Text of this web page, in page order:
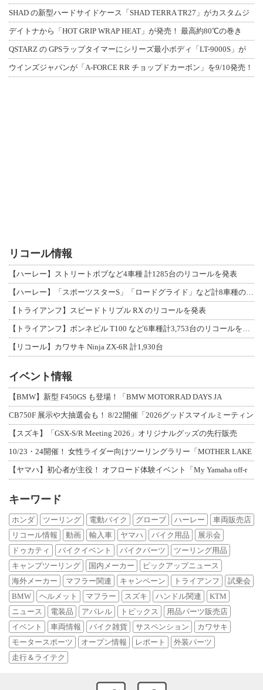
SHAD の新型ハードサイドケース「SHAD TERRA TR27」がカスタムジ
デイトナから「HOT GRIP WRAP HEAT」が発売！ 最高約80℃の巻き
QSTARZ の GPSラップタイマーにシリーズ最小ボディ「LT-9000S」が
ウインズジャパンが「A-FORCE RR チョップドカーボン」を9/10発売！
リコール情報
【ハーレー】ストリートボブなど4車種 計1285台のリコールを発表
【トライアンフ】スピードトリプル RX のリコールを発表
【リコール】カワサキ Ninja ZX-6R 計1,930台
イベント情報
【BMW】新型 F450GS も登場！「BMW MOTORRAD DAYS JA
CB750F 展示や大抽選会も！ 8/22開催「2026グッドスマイルミーティン
【スズキ】「GSX-S/R Meeting 2026」オリジナルグッズの先行販売
10/23・24開催！ 女性ライダー向けツーリングラリー「MOTHER LAKE
【ヤマハ】初心者が主役！ オフロード体験イベント「My Yamaha off-r
キーワード
ホンダ ツーリング 電動バイク グローブ ハーレー
車両販売店
リコール情報
動画 輸入車 ヤマハ バイク用品
展示会
ドゥカティ
バイクイベント バイクパーツ
ツーリング用品
キャンプツーリング
国内メーカー
ピックアップニュース
海外メーカー
マフラー関連 キャンペーン トライアンフ
試乗会
BMW
ヘルメット マフラー スズキ ハンドル関連
KTM
ニュース
電装品 アパレル トピックス
用品パーツ販売店
イベント
車両情報 バイク雑貨 サスペンション
カワサキ
モータースポーツ
オープン情報 レポート
外装パーツ
走行＆ライテク